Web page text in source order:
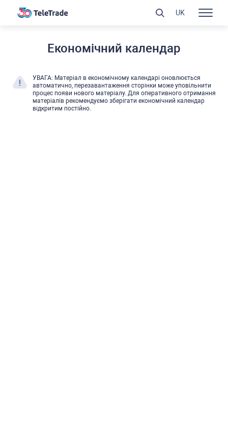
Економічний календар
УВАГА: Матеріал в економічному календарі оновлюєтьcя
автоматично, перезавантаження cторінки може уповільнити
процеc появи нового матеріалу. Для оперативного отримання
матеріалів рекомендуємо зберігати економічний календар
відкритим поcтійно.
UK